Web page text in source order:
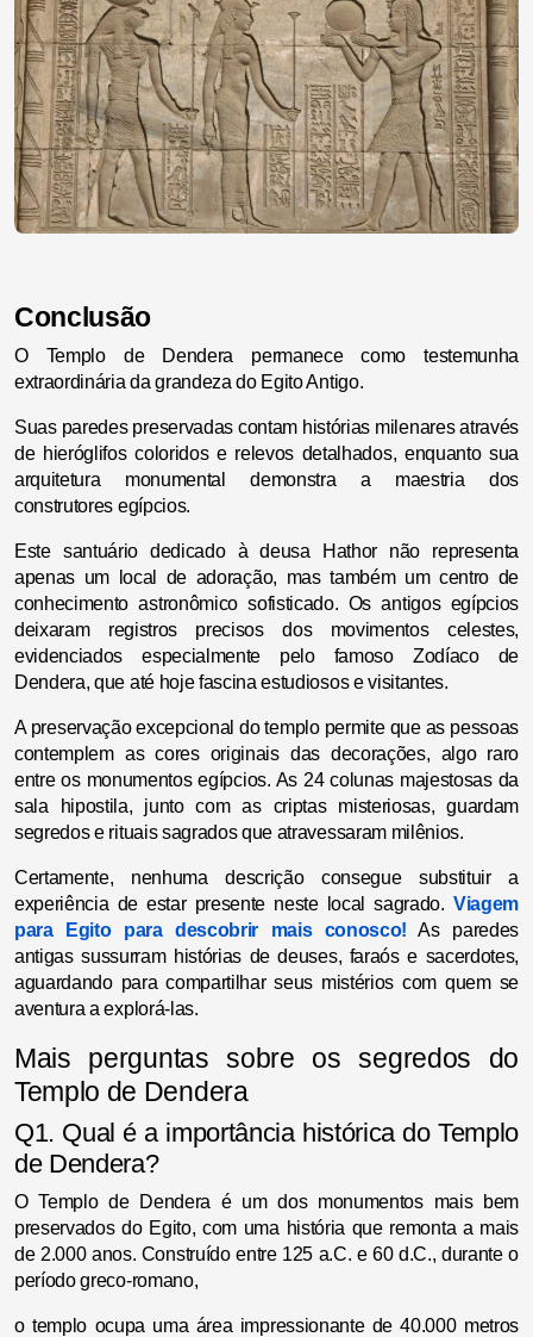
Conclusão
O Templo de Dendera permanece como testemunha
extraordinária da grandeza do Egito Antigo.
Suas paredes preservadas contam histórias milenares através
de hieróglifos coloridos e relevos detalhados, enquanto sua
arquitetura monumental demonstra a maestria dos
construtores egípcios.
Este santuário dedicado à deusa Hathor não representa
apenas um local de adoração, mas também um centro de
conhecimento astronômico sofisticado. Os antigos egípcios
deixaram registros precisos dos movimentos celestes,
evidenciados especialmente pelo famoso Zodíaco de
Dendera, que até hoje fascina estudiosos e visitantes.
A preservação excepcional do templo permite que as pessoas
contemplem as cores originais das decorações, algo raro
entre os monumentos egípcios. As 24 colunas majestosas da
sala hipostila, junto com as criptas misteriosas, guardam
segredos e rituais sagrados que atravessaram milênios.
Certamente, nenhuma descrição consegue substituir a
experiência de estar presente neste local sagrado. Viagem
para Egito para descobrir mais conosco! As paredes
antigas sussurram histórias de deuses, faraós e sacerdotes,
aguardando para compartilhar seus mistérios com quem se
aventura a explorá-las.
Mais perguntas sobre os segredos do
Templo de Dendera
Q1. Qual é a importância histórica do Templo
de Dendera?
O Templo de Dendera é um dos monumentos mais bem
preservados do Egito, com uma história que remonta a mais
de 2.000 anos. Construído entre 125 a.C. e 60 d.C., durante o
período greco-romano,
o templo ocupa uma área impressionante de 40.000 metros